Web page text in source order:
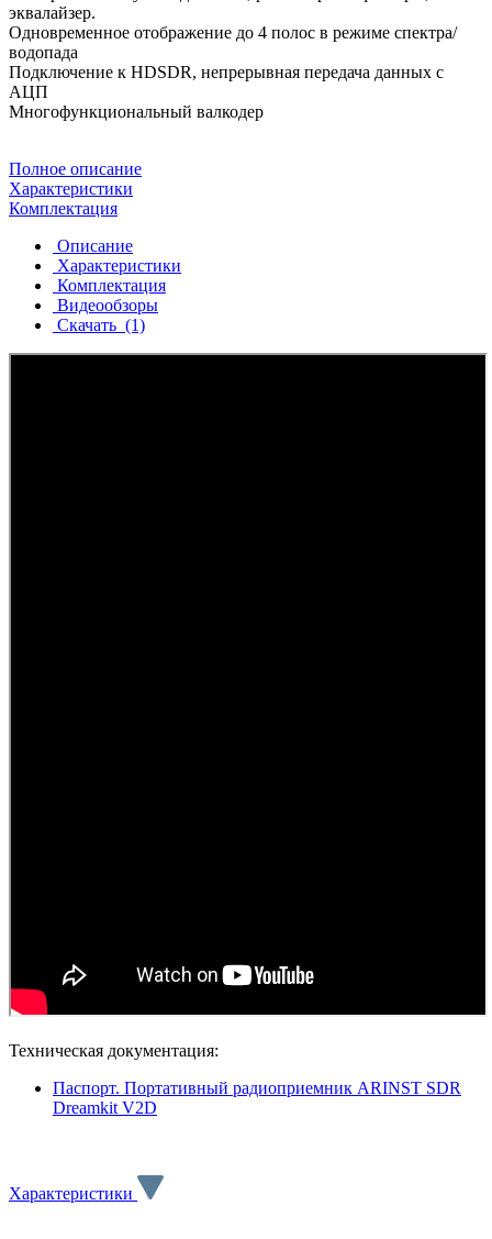
эквалайзер.
Одновременное отображение до 4 полос в режиме спектра/
водопада
Подключение к HDSDR, непрерывная передача данных с
АЦП
Многофункциональный валкодер
Полное описание
Характеристики
Комплектация
Описание
Характеристики
Комплектация
Видеообзоры
Скачать (1)
Техническая документация:
Паспорт. Портативный радиоприемник ARINST SDR
Dreamkit V2D
Характеристики